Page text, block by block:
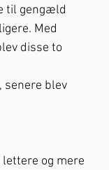
til gengæld
Med
disse to
senere blev
og mere